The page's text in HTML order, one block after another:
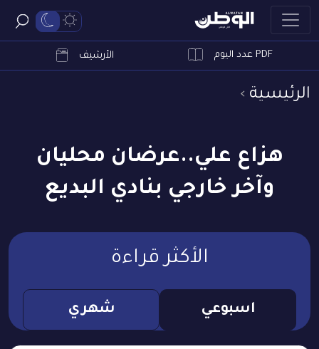
PDF عدد اليوم الأرشيف
الرئيسية
هزاع علي..عرضان محليان
وآخر خارجي بنادي البديع
الأكثر قراءة
اسبوعي شهري